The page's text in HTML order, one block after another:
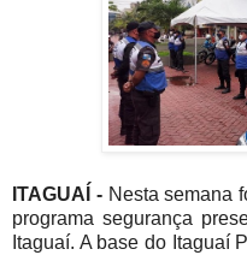
ITAGUAÍ - Nesta semana
programa segurança
Itaguaí. A base do Itaguaí